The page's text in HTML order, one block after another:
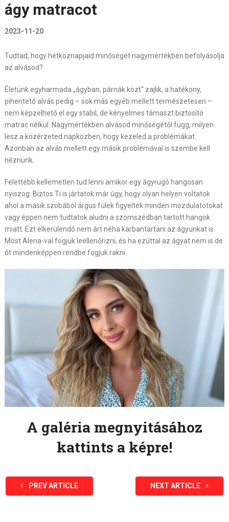
ágy matracot
2023-11-20
Tudtad, hogy hétköznapjaid minőségét nagymértékben befolyásolja
az alvásod?
Életünk egyharmada „ágyban, párnák közt“ zajlik, a hatékony,
pihentető alvás pedig – sok más egyéb mellett természetesen –
nem képzelhető el egy stabil, de kényelmes támaszt biztosító
matrac nélkül. Nagymértékben alvásod minőségétől függ, milyen
lesz a közérzeted napközben, hogy kezeled a problémákat.
Azonban az alvás mellett egy másik problémával is szembe kell
néznünk.
Felettébb kellemetlen tud lenni amikor egy ágyrugó hangosan
nyiszog. Biztos Ti is jártatok már úgy, hogy olyan helyen voltatok
ahol a másik szobából árgus fülek figyelték minden mozdulatotokat
vagy éppen nem tudtatok aludni a szomszédban tartott hangok
miatt. Ezt elkerülendő nem árt néha karbantartani az ágyunkat is.
Most Alena-val fogjuk leellenőrizni, és ha ezúttal az ágyat nem is de
őt mindenképpen rendbe fogjuk rakni.
A galéria megnyitásához
kattints a képre!
PREV ARTICLE NEXT ARTICLE